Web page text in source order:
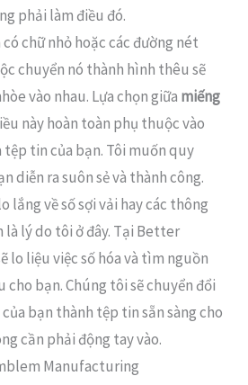
phải làm điều đó.
chữ nhỏ hoặc các đường nét
chuyển nó thành hình thêu sẽ
vào nhau. Lựa chọn giữa miếng
này hoàn toàn phụ thuộc vào
tin của bạn. Tôi muốn quy
diễn ra suôn sẻ và thành công.
lắng về số sợi vải hay các thông
lý do tôi ở đây. Tại Better
lo liệu việc số hóa và tìm nguồn
bạn. Chúng tôi sẽ chuyển đổi
bạn thành tệp tin sẵn sàng cho
cần phải động tay vào.
Manufacturing